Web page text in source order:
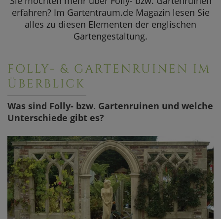
SOMMERAKTION
Aktuelle Angebote
erfahren? Im Gartentraum.de Magazin lesen Sie
alles zu diesen Elementen der englischen
Gartengestaltung.
FOLLY- & GARTENRUINEN IM
ÜBERBLICK
Was sind Folly- bzw. Gartenruinen und welche
Unterschiede gibt es?